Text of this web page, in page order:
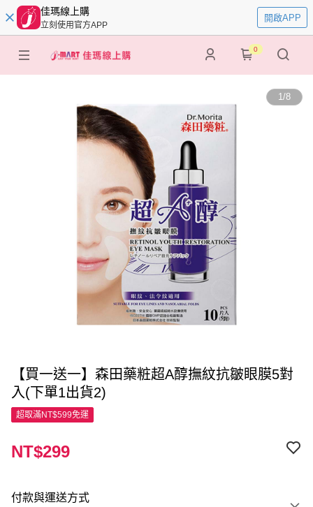
佳瑪線上購
立刻使用官方APP
開啟APP
0
1/8
【買一送一】森田藥粧超A醇撫紋抗皺眼膜5對
入(下單1出貨2)
超取滿NT$599免運
NT$299
付款與運送方式